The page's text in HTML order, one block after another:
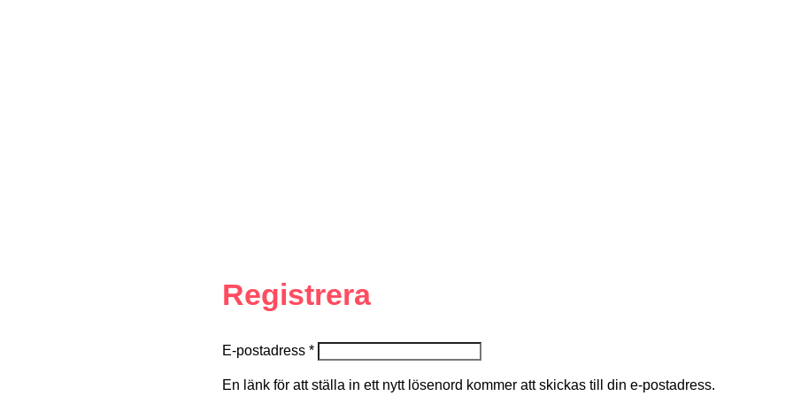
Registrera
E-postadress *
En länk för att ställa in ett nytt lösenord kommer att skickas till din e-postadress.